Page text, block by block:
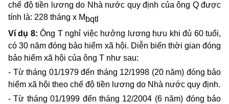
chế độ tiền lương do Nhà nước quy định của ông Q được
tính là: 228 tháng x M bqtl
Ví dụ 8: Ông T nghỉ việc hưởng lương hưu khi đủ 60 tuổi,
có 30 năm đóng bảo hiểm xã hội. Diễn biến thời gian đóng
bảo hiểm xã hội của ông T như sau:
- Từ tháng 01/1979 đến tháng 12/1998 (20 năm) đóng bảo
hiểm xã hội theo chế độ tiền lương do Nhà nước quy định.
- Từ tháng 01/1999 đến tháng 12/2004 (6 năm) đóng bảo